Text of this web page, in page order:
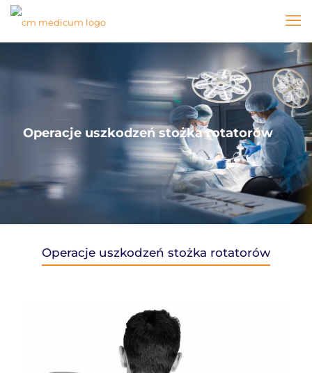
Operacje uszkodzeń stożka rotatorów
Operacje uszkodzeń stożka rotatorów